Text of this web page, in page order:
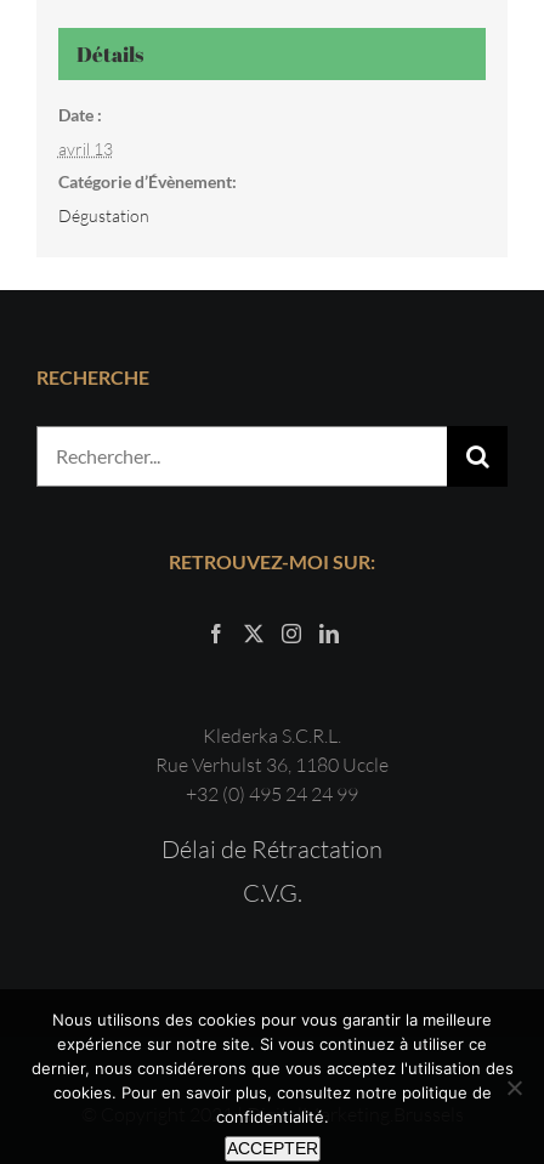
Détails
Date :
avril 13
Catégorie d’Évènement:
Dégustation
RECHERCHE
Rechercher:
RETROUVEZ-MOI SUR:
Klederka S.C.R.L.
Rue Verhulst 36, 1180 Uccle
+32 (0) 495 24 24 99
Délai de Rétractation
C.V.G.
© Copyright 2021 | DigitalMarketing.Brussels
Nous utilisons des cookies pour vous garantir la meilleure
expérience sur notre site. Si vous continuez à utiliser ce
dernier, nous considérerons que vous acceptez l'utilisation des
cookies. Pour en savoir plus, consultez notre politique de
confidentialité.
ACCEPTER